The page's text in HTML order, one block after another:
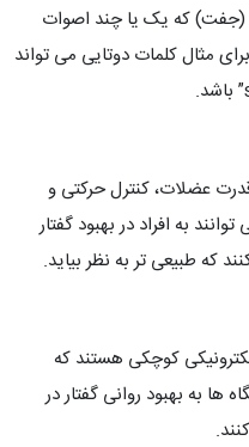
(جفت) که یک یا چند اصوات
مثال کلمات دوتایی می تواند
عضلات، کنترل حرکتی و
به افراد در بهبود گفتار
که طبیعی تر به نظر بیاید.
کوچکی هستند که
به بهبود روانی گفتار در